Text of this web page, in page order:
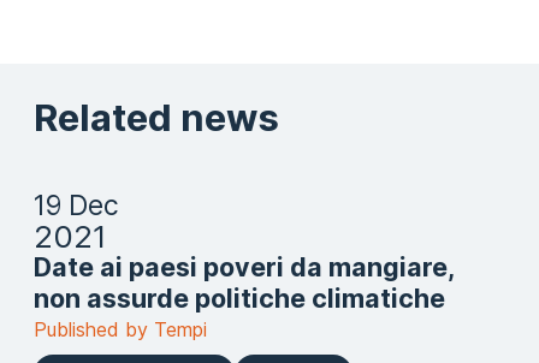
Related news
19 Dec
2021
Date ai paesi poveri da mangiare,
non assurde politiche climatiche
Published by Tempi